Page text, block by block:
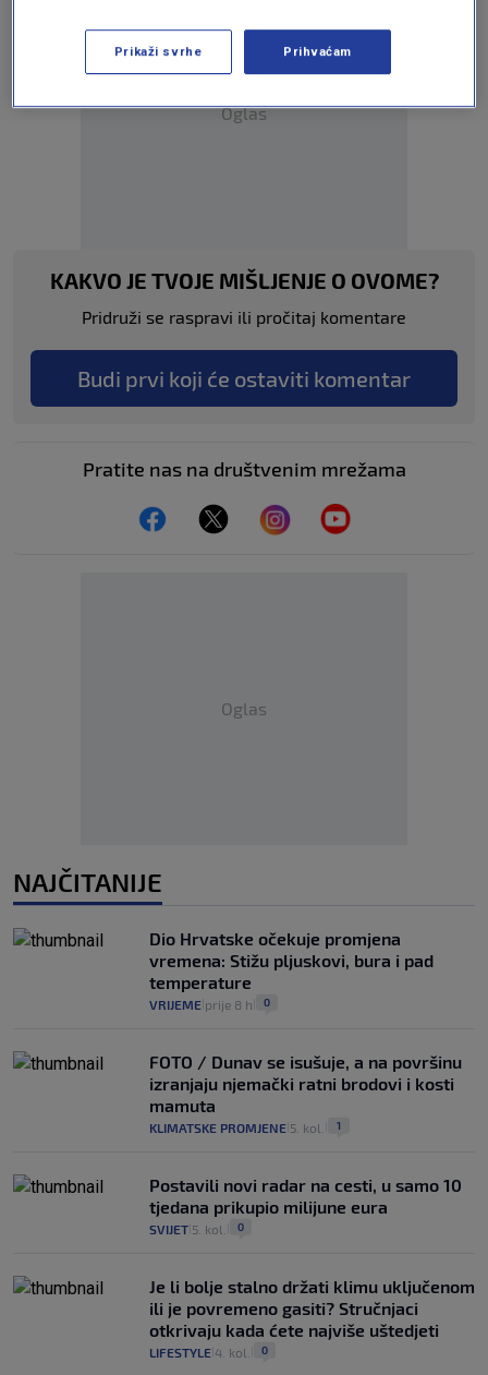
Oglas
KAKVO JE TVOJE MIŠLJENJE O OVOME?
Pridruži se raspravi ili pročitaj komentare
Budi prvi koji će ostaviti komentar
Pratite nas na društvenim mrežama
Oglas
NAJČITANIJE
Dio Hrvatske očekuje promjena
vremena: Stižu pljuskovi, bura i pad
temperature
VRIJEME prije 8 h 0
FOTO / Dunav se isušuje, a na površinu
izranjaju njemački ratni brodovi i kosti
mamuta
KLIMATSKE PROMJENE 5. kol. 1
Postavili novi radar na cesti, u samo 10
tjedana prikupio milijune eura
SVIJET 5. kol. 0
Je li bolje stalno držati klimu uključenom
ili je povremeno gasiti? Stručnjaci
otkrivaju kada ćete najviše uštedjeti
LIFESTYLE 4. kol. 0
Prikaži svrhe Prihvaćam